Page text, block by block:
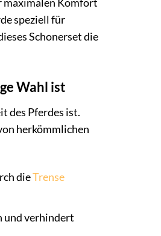
maximalen Komfort
speziell für
Schonerset die
Wahl ist
des Pferdes ist.
herkömmlichen
dieTrense
und verhindert